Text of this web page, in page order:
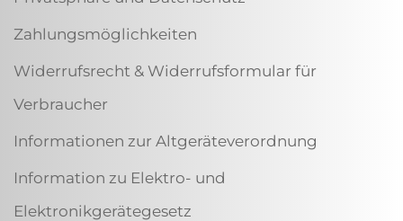
Zahlungsmöglichkeiten
Widerrufsrecht & Widerrufsformular für
Verbraucher
Informationen zur Altgeräteverordnung
Information zu Elektro- und
Elektronikgerätegesetz